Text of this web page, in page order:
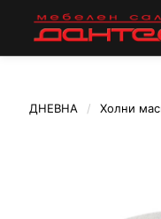
ДНЕВНА / Холни